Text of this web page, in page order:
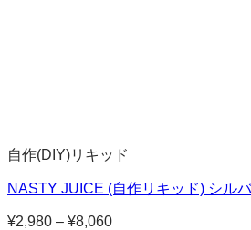
自作(DIY)リキッド
NASTY JUICE (自作リキッド) シル
¥2,980 – ¥8,060価